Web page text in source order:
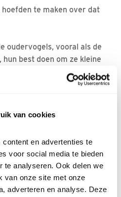
van cookies
en advertenties te
voor social media te bieden
te analyseren. Ook delen we
van onze site met onze
adverteren en analyse. Deze
te maken over dat
oudervogels, vooral als de
best doen om ze kleine
te voeren. Ze plukken de
veren slecht verteren.
veel simpeler maag-en-
Maar vergeleken
vogels hebben de valken